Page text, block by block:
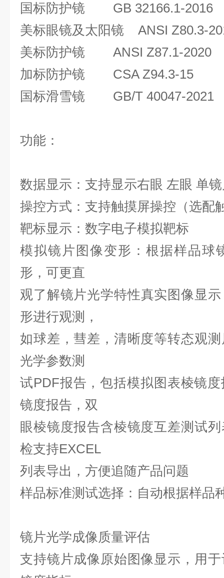
国标防护镜 GB 32166.1-2016
美标眼镜及太阳镜 ANSI Z80.3-
美标防护镜 ANSI Z87.1-2020
加标防护镜 CSA Z94.3-15
国标滑雪镜 GB/T 40047-2021
功能：
数据显示：支持显示右眼 左眼 单
操控方式：支持触摸屏操控（选配
靶标显示：数字电子模拟靶标
模拟镜片图像变形：根据样品球
形，可更直
观了解镜片光学特性真实图像显
形进行观测，
如球差，彗差，清晰度等转态观测
光学参数测
试PDF报告，包括模拟图表棱镜
镜度报告，双
眼棱镜度报告含棱镜度互差测试
检支持EXCEL
列表导出，方便追随产品问题
样品标准测试选择：自动根据样品
镜片光学成像质量评估
支持镜片成像原始图像显示，用